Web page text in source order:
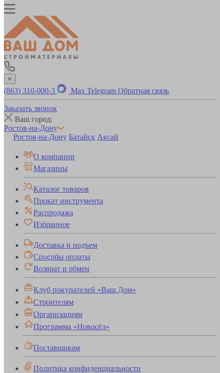
×
(863) 310-000-3 Max Telegram Обратная связь
Заказать звонок
Ваш город:
Ростов-на-Дону
Ростов-на-Дону Батайск Аксай
О компании
Магазины
Каталог товаров
Прокат инструмента
Распродажа
Избранное
Доставка и подъем
Способы оплаты
Возврат и обмен
Клуб покупателей «Ваш Дом»
Строителям
Организациям
Программа «Новосёл»
Поставщикам
Политика конфиденциальности